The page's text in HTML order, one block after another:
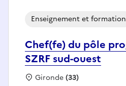
Chef(fe) du pôle
SZRF sud-ouest
Enseignement et formation
Localisation :
Gironde(33)